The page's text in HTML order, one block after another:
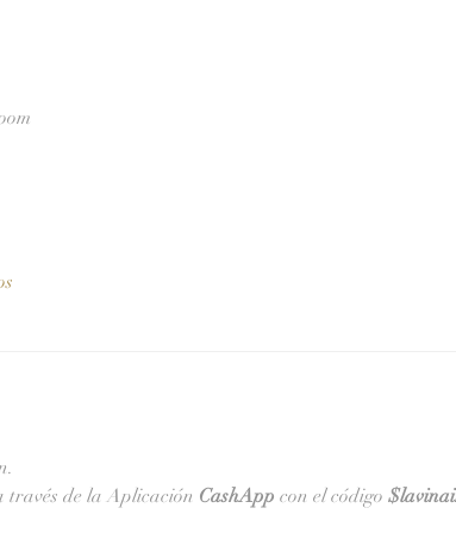
través de la Aplicación CashApp con el código